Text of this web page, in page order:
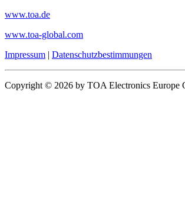
www.toa.de
www.toa-global.com
Impressum | Datenschutzbestimmungen
Copyright © 2026 by TOA Electronics Europe